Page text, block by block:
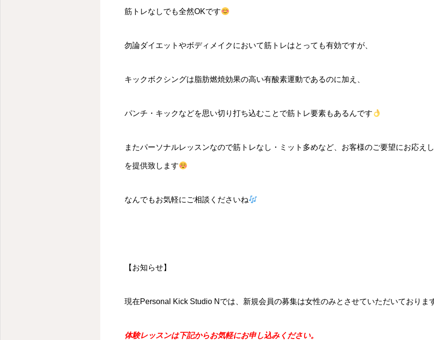
筋トレなしでも全然OKです
勿論ダイエットやボディメイクにおいて筋トレはとっても有効ですが、
キックボクシングは脂肪燃焼効果の高い有酸素運動であるのに加え、
パンチ・キックなどを思い切り打ち込むことで筋トレ要素もあるんです
またパーソナルレッスンなので筋トレなし・ミット多めなど、お客様のご要望にお応え
を提供致します
なんでもお気軽にご相談くださいね
【お知らせ】
現在Personal Kick Studio Nでは、新規会員の募集は女性のみとさせていただいておりま
体験レッスンは下記からお気軽にお申し込みください。